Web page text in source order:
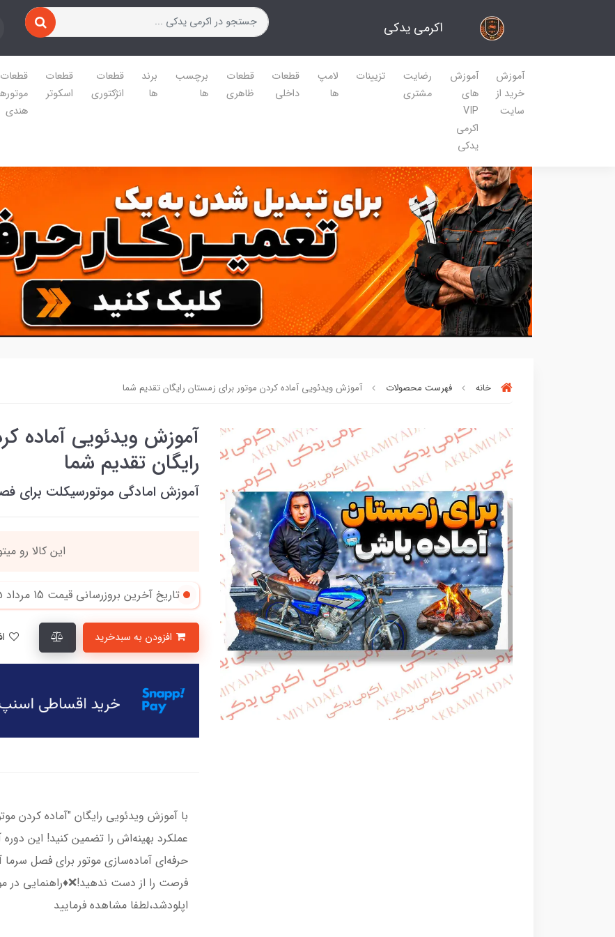
اکرمی یدکی
آموزش
خرید از
سایت
آموزش
های
VIP
اکرمی
یدکی
رضایت
مشتری
تزیینات
لامپ
ها
قطعات
داخلی
قطعات
ظاهری
برچسب
ها
برند
ها
قطعات
انژکتوری
قطعات
اسکوتر
قطعات
هندی
خانه فهرست محصولات آموزش ویدئویی آماده کردن موتور برای زمستان رایگان تقدیم شما
آموزش ویدئویی آماده
رایگان تقدیم شما
آموزش امادگی موتورسیکلت برای
این کالا رو میتونی4 قسطه بخری فقط چند
تاریخ آخرین بروزرسانی قیمت 15 مرداد 1405
با آموزش ویدئویی رایگان "آماده کردن
عملکرد بهینه‌اش را تضمین کنید! این
حرفه‌ای آماده‌سازی موتور برای فصل
فرصت را از دست ندهید!❌♦️راهنمایی در
اپلودشد،لطفا مشاهده فرمایید